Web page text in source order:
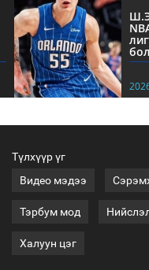
Түлхүүр үг
Видео мэдээ
Тэрбум мод
Халуун цэг